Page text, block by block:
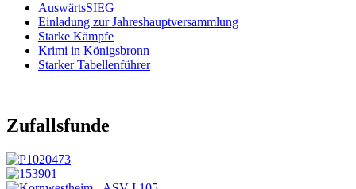
AuswärtsSIEG
Einladung zur Jahreshauptversammlung
Starke Kämpfe
Krimi in Königsbronn
Starker Tabellenführer
Zufallsfunde